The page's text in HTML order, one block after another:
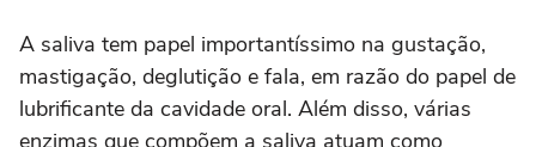
A saliva tem papel importantíssimo na gustação,
mastigação, deglutição e fala, em razão do papel de
lubrificante da cavidade oral. Além disso, várias
enzimas que compõem a saliva atuam como